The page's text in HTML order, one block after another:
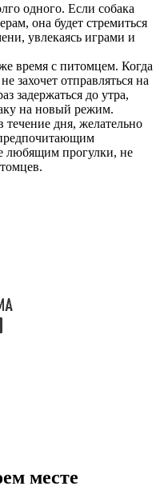
одного. Если собака
она будет стремиться
увлекаясь играми и
время с питомцем. Когда
захочет отправляться на
задержаться до утра,
на новый режим.
течение дня, желательно
любящим прогулки, не
месте